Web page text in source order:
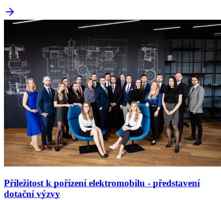
Příležitost k pořízení elektromobilu - představení
dotační výzvy